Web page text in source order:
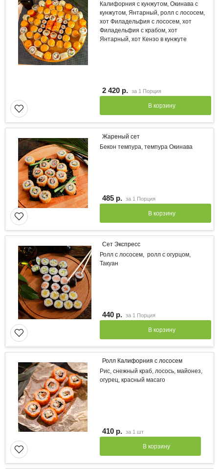
Калифорния с кунжутом, Окинава с
кунжутом, Янтарный, ролл с лососем,
хот Филадельфия с лососем, хот
Филадельфия с крабом, хот
Янтарный, хот Кензо в кунжуте
2 420 р. за 1 Порция
В корзину
Жареный сет
Бекон темпура, темпура Окинава
485 р. за 1 Порция
В корзину
Сет Экспресс
Ролл с лососем, ролл с огурцом,
Такуан
440 р. за 1 Порция
В корзину
Ролл Калифорния с лососем
Рис, снежный краб, лосось, майонез,
огурец, красный масаго
410 р. за 1 шт
В корзину